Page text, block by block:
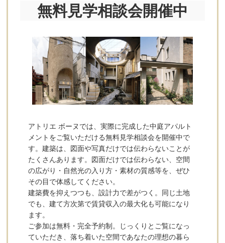
無料見学相談会開催中
アトリエ ボーヌでは、実際に完成した中庭アパルト
メントをご覧いただける無料見学相談会を開催中で
す。建築は、図面や写真だけでは伝わらないことが
たくさんあります。図面だけでは伝わらない、空間
の広がり・自然光の入り方・素材の質感等を、ぜひ
その目で体感してください。
建築費を抑えつつも、設計力で差がつく。同じ土地
でも、建て方次第で賃貸収入の最大化も可能になり
ます。
ご参加は無料・完全予約制。じっくりとご覧になっ
ていただき、落ち着いた空間であなたの理想の暮ら